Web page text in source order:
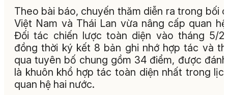
Theo bài báo, chuyến thăm diễn ra trong bối
Việt Nam và Thái Lan vừa nâng cấp quan
Đối tác chiến lược toàn diện vào tháng 5/
đồng thời ký kết 8 bản ghi nhớ hợp tác và
qua tuyên bố chung gồm 34 điểm, được
là khuôn khổ hợp tác toàn diện nhất trong
quan hệ hai nước.